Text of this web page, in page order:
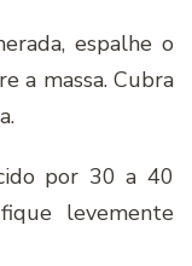
espalhe o
a massa. Cubra
por 30 a 40
levemente